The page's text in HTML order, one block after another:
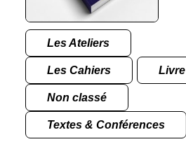
Les Ateliers
Les Cahiers Livre
Non classé
Textes & Conférences